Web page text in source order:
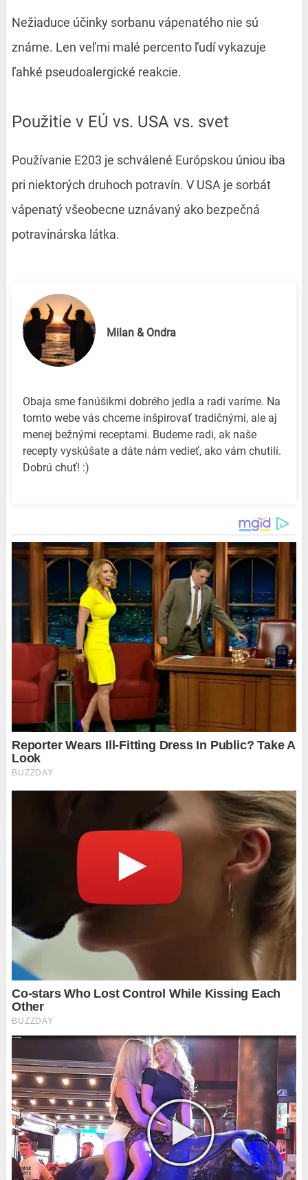
Nežiaduce účinky sorbanu vápenatého nie sú
známe. Len veľmi malé percento ľudí vykazuje
ľahké pseudoalergické reakcie.
Použitie v EÚ vs. USA vs. svet
Používanie E203 je schválené Európskou úniou iba
pri niektorých druhoch potravín. V USA je sorbát
vápenatý všeobecne uznávaný ako bezpečná
potravinárska látka.
Milan & Ondra
Obaja sme fanúšikmi dobrého jedla a radi varíme. Na
tomto webe vás chceme inšpirovať tradičnými, ale aj
menej bežnými receptami. Budeme radi, ak naše
recepty vyskúšate a dáte nám vedieť, ako vám chutili.
Dobrú chuť! :)